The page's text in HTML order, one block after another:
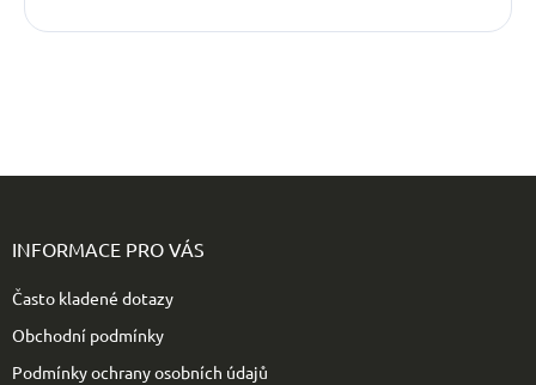
INFORMACE PRO VÁS
Často kladené dotazy
Obchodní podmínky
Podmínky ochrany osobních údajů